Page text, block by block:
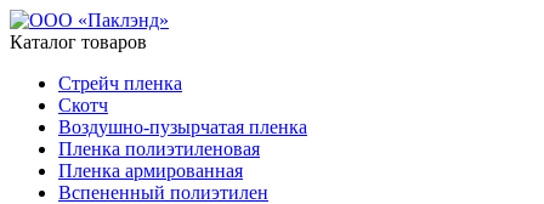
Каталог товаров
Стрейч пленка
Скотч
Воздушно-пузырчатая пленка
Пленка полиэтиленовая
Пленка армированная
Вспененный полиэтилен